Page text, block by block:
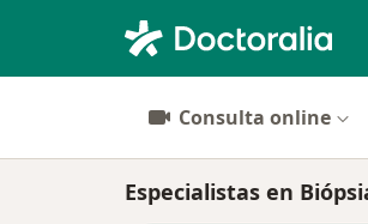
Consulta online
Especialistas en